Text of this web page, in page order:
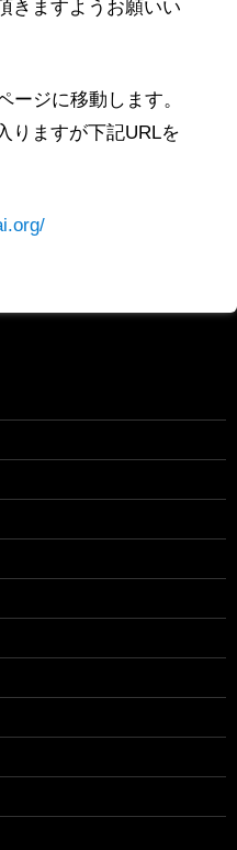
きますようお願いい
ージに移動します。
りますが下記URLを